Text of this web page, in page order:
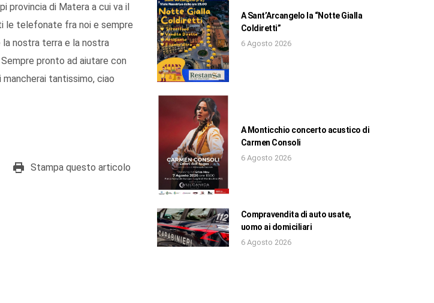
provincia di Matera a cui va il
le telefonate fra noi e sempre
nostra terra e la nostra
pronto ad aiutare con
tantissimo, ciao
Stampa questo articolo
A Sant’Arcangelo la “Notte Gialla
Coldiretti”
6 Agosto 2026
A Monticchio concerto acustico di
Carmen Consoli
6 Agosto 2026
Compravendita di auto usate,
uomo ai domiciliari
6 Agosto 2026